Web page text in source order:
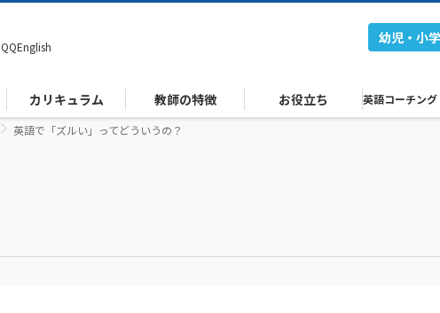
QQEnglish
幼児・小
カリキュラム 教師の特徴 お役立ち 英語コーチング
英語で「ズルい」ってどういうの？